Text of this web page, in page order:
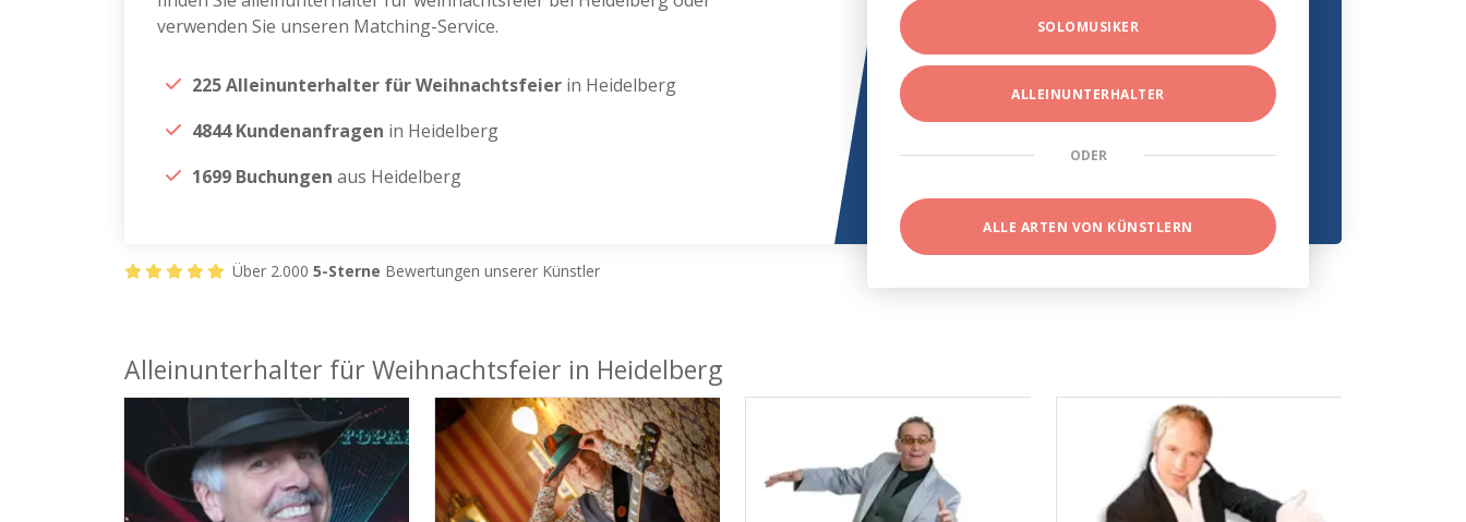
verwenden Sie unseren Matching-Service.
225 Alleinunterhalter für Weihnachtsfeier in Heidelberg
4844 Kundenanfragen in Heidelberg
1699 Buchungen aus Heidelberg
SOLOMUSIKER
ALLEINUNTERHALTER
ODER
ALLE ARTEN VON KÜNSTLERN
Über 2.000 5-Sterne Bewertungen unserer Künstler
Alleinunterhalter für Weihnachtsfeier in Heidelberg